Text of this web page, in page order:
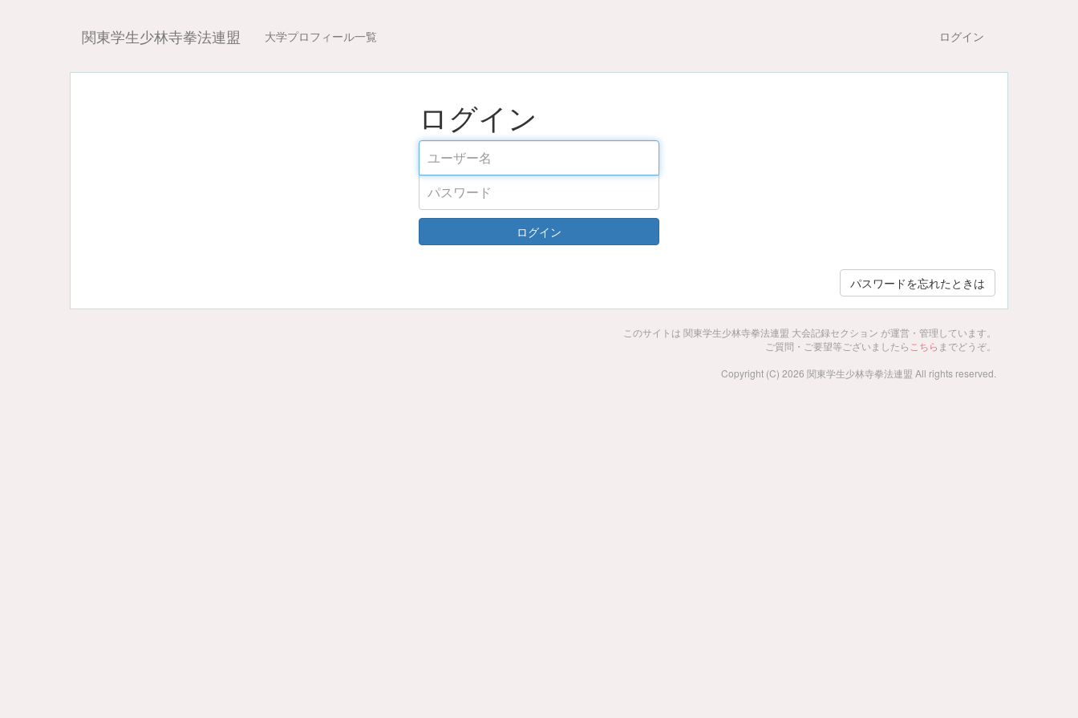
関東学生少林寺拳法連盟 大学プロフィール一覧 ログイン
ログイン
ログイン
パスワードを忘れたときは
このサイトは 関東学生少林寺拳法連盟 大会記録セクション が運営・管理しています。
ご質問・ご要望等ございましたら こちら までどうぞ。
Copyright (C) 2026 関東学生少林寺拳法連盟 All rights reserved.